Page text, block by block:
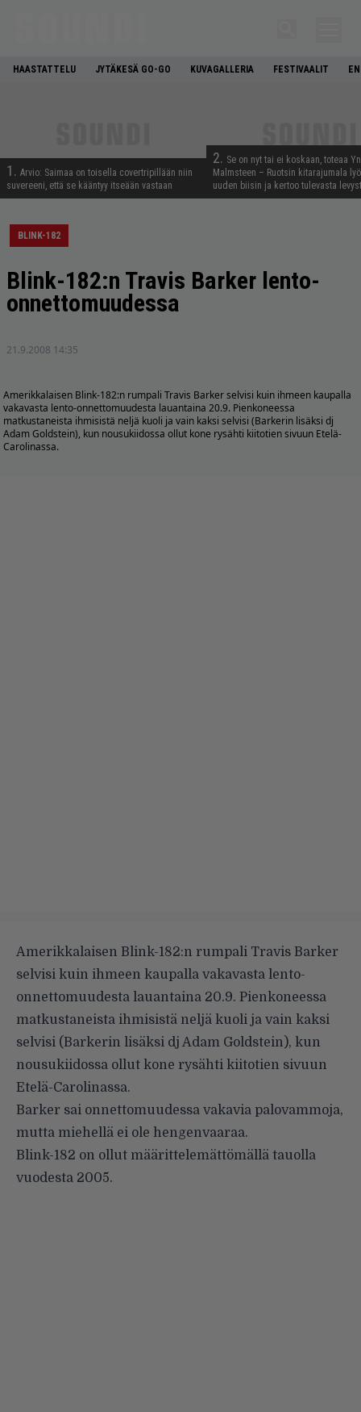
HAASTATTELU JYTÄKESÄ GO-GO KUVAGALLERIA FESTIVAALIT
1. Arvio: Saimaa on toisella covertripillään niin
suvereeni, että se kääntyy itseään vastaan
2. Se on nyt tai ei koskaan, toteaa
Malmsteen – Ruotsin kitarajumala
uuden biisin ja kertoo tulevasta
BLINK-182
Blink-182:n Travis Barker lento-
onnettomuudessa
21.9.2008 14:35
Amerikkalaisen Blink-182:n rumpali Travis Barker selvisi kuin ihmeen kaupalla
vakavasta lento-onnettomuudesta lauantaina 20.9. Pienkoneessa
matkustaneista ihmisistä neljä kuoli ja vain kaksi selvisi (Barkerin lisäksi dj
Adam Goldstein), kun nousukiidossa ollut kone rysähti kiitotien sivuun Etelä-
Carolinassa.
Amerikkalaisen Blink-182:n rumpali Travis Barker
selvisi kuin ihmeen kaupalla vakavasta lento-
onnettomuudesta lauantaina 20.9. Pienkoneessa
matkustaneista ihmisistä neljä kuoli ja vain kaksi
selvisi (Barkerin lisäksi dj Adam Goldstein), kun
nousukiidossa ollut kone rysähti kiitotien sivuun
Etelä-Carolinassa.
Barker sai onnettomuudessa vakavia palovammoja,
mutta miehellä ei ole hengenvaaraa.
Blink-182 on ollut määrittelemättömällä tauolla
vuodesta 2005.